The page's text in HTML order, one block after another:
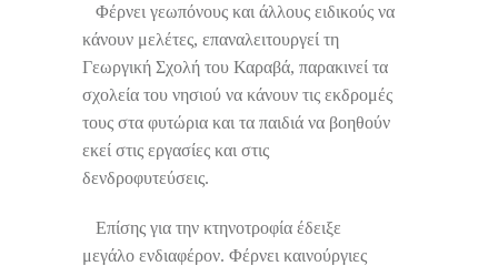
Φέρνει γεωπόνους και άλλους ειδικούς να
κάνουν μελέτες, επαναλειτουργεί τη
Γεωργική Σχολή του Καραβά, παρακινεί τα
σχολεία του νησιού να κάνουν τις εκδρομές
τους στα φυτώρια και τα παιδιά να βοηθούν
εκεί στις εργασίες και στις
δενδροφυτεύσεις.
Επίσης για την κτηνοτροφία έδειξε
μεγάλο ενδιαφέρον. Φέρνει καινούργιες